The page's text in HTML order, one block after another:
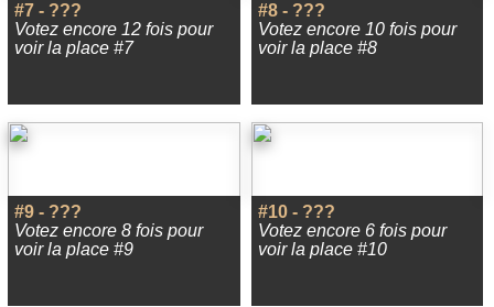
#7 - ???
Votez encore 12 fois pour
voir la place #7
#8 - ???
Votez encore 10 fois pour
voir la place #8
#9 - ???
Votez encore 8 fois pour
voir la place #9
#10 - ???
Votez encore 6 fois pour
voir la place #10